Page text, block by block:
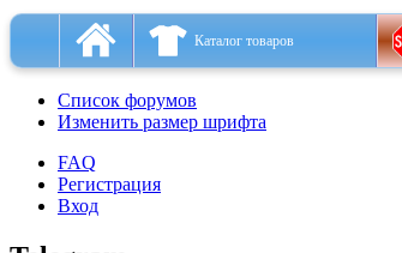
Каталог товаров
Список форумов
Изменить размер шрифта
FAQ
Регистрация
Вход